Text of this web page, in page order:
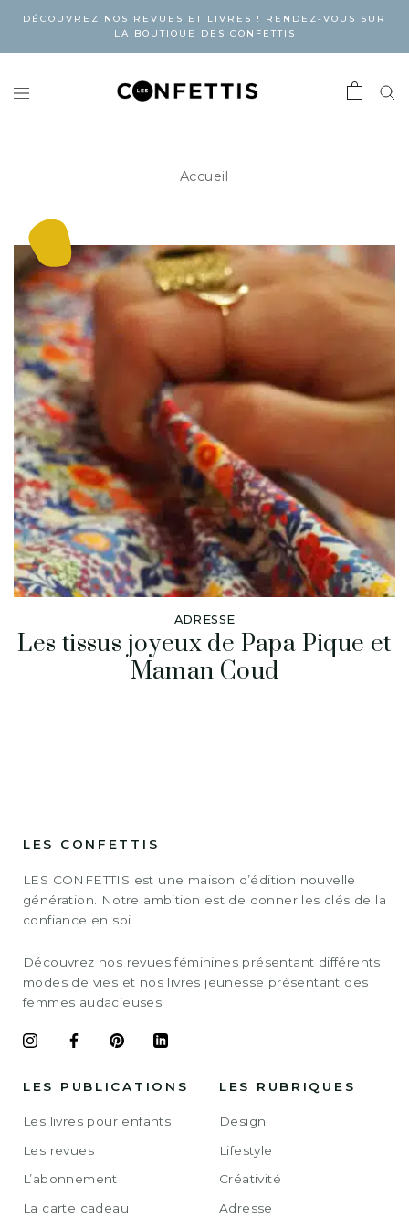
DÉCOUVREZ NOS REVUES ET LIVRES ! RENDEZ-VOUS SUR
LA BOUTIQUE DES CONFETTIS
Accueil
ADRESSE
Les tissus joyeux de Papa Pique et
Maman Coud
LES CONFETTIS
LES CONFETTIS est une maison d’édition nouvelle
génération. Notre ambition est de donner les clés de la
confiance en soi.
Découvrez nos revues féminines présentant différents
modes de vies et nos livres jeunesse présentant des
femmes audacieuses.
LES PUBLICATIONS
Les livres pour enfants
Les revues
L’abonnement
La carte cadeau
LES RUBRIQUES
Design
Lifestyle
Créativité
Adresse